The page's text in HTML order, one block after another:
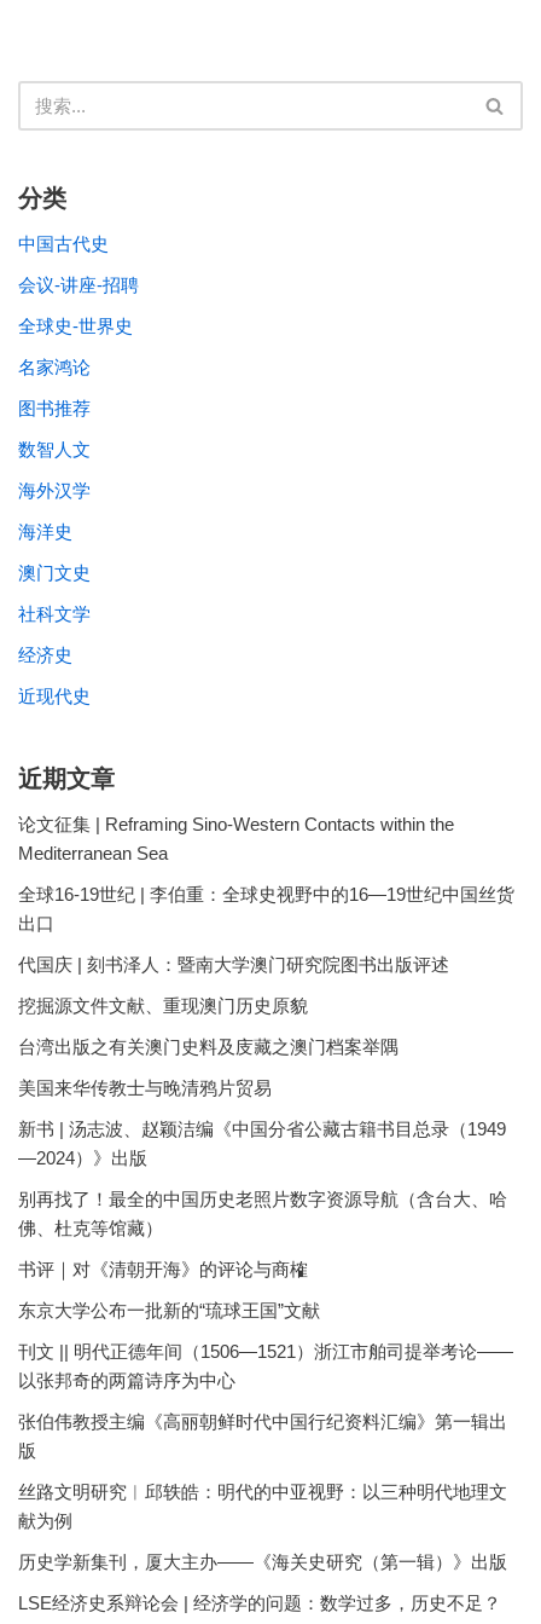
分类
中国古代史
会议-讲座-招聘
全球史-世界史
名家鸿论
图书推荐
数智人文
海外汉学
海洋史
澳门文史
社科文学
经济史
近现代史
近期文章
论文征集 | Reframing Sino-Western Contacts within the
Mediterranean Sea
全球16-19世纪 | 李伯重：全球史视野中的16—19世纪中国丝货
出口
代国庆 | 刻书泽人：暨南大学澳门研究院图书出版评述
挖掘源文件文献、重现澳门历史原貌
台湾出版之有关澳门史料及庋藏之澳门档案举隅
美国来华传教士与晚清鸦片贸易
新书 | 汤志波、赵颖洁编《中国分省公藏古籍书目总录（1949
—2024）》出版
别再找了！最全的中国历史老照片数字资源导航（含台大、哈
佛、杜克等馆藏）
书评｜对《清朝开海》的评论与商榷
东京大学公布一批新的“琉球王国”文献
刊文 || 明代正德年间（1506—1521）浙江市舶司提举考论——
以张邦奇的两篇诗序为中心
张伯伟教授主编《高丽朝鲜时代中国行纪资料汇编》第一辑出
版
丝路文明研究︱邱轶皓：明代的中亚视野：以三种明代地理文
献为例
历史学新集刊，厦大主办——《海关史研究（第一辑）》出版
LSE经济史系辩论会 | 经济学的问题：数学过多，历史不足？